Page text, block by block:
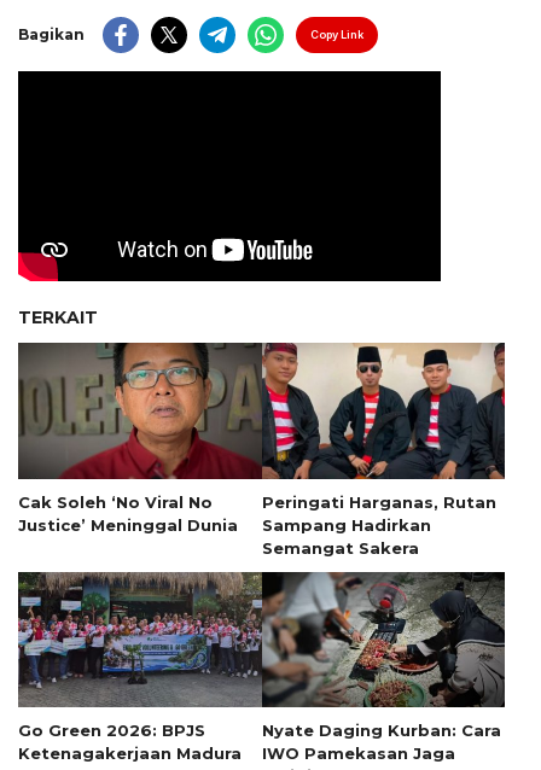
Bagikan Copy Link
TERKAIT
Cak Soleh ‘No Viral No
Justice’ Meninggal Dunia
Peringati Harganas, Rutan
Sampang Hadirkan
Semangat Sakera
Go Green 2026: BPJS
Ketenagakerjaan Madura
Nyate Daging Kurban: Cara
IWO Pamekasan Jaga